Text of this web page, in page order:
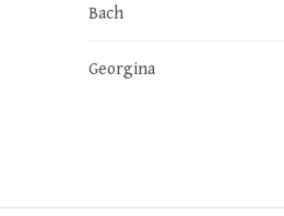
Bach
Georgina